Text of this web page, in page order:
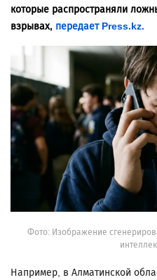
которые распространяли
взрывах, передает Press.kz.
Фото: Изображение
Например, в Алматинской